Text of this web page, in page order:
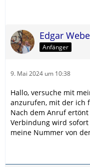
Edgar
Anfänger
9. Mai 2024 um 10:38
Hallo, versuche mit
anzurufen, mit der ich
Nach dem Anruf
Verbindung wird
meine Nummer von